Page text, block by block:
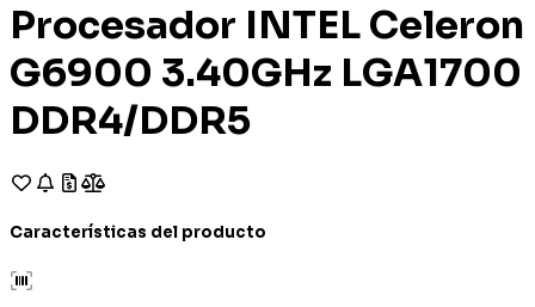
Procesador INTEL Celeron
G6900 3.40GHz LGA1700
DDR4/DDR5
Características del producto